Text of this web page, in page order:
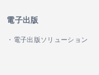
電子出版
・電子出版ソリューション